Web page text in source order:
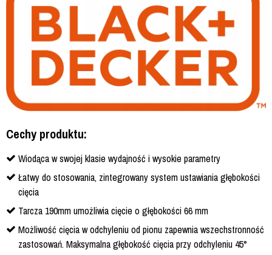
Cechy produktu:
Wiodąca w swojej klasie wydajność i wysokie parametry
Łatwy do stosowania, zintegrowany system ustawiania głębokości
cięcia
Tarcza 190mm umożliwia cięcie o głębokości 66 mm
Możliwość cięcia w odchyleniu od pionu zapewnia wszechstronność
zastosowań. Maksymalna głębokość cięcia przy odchyleniu 45°